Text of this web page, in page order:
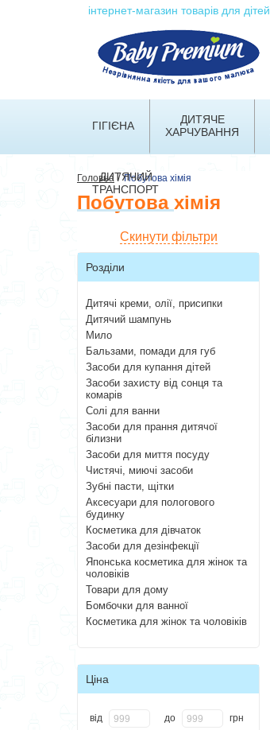
інтернет-магазин товарів для дітей
ГІГІЄНА
ДИТЯЧЕ
ХАРЧУВАННЯ
ДИТЯЧИЙ
ТРАНСПОРТ
Головна/Побутова хімія
Побутова хімія
Скинути фільтри
Розділи
Дитячі креми, олії, присипки
Дитячий шампунь
Мило
Бальзами, помади для губ
Засоби для купання дітей
Засоби захисту від сонця та
комарів
Солі для ванни
Засоби для прання дитячої
білизни
Засоби для миття посуду
Чистячі, миючі засоби
Зубні пасти, щітки
Аксесуари для пологового
будинку
Косметика для дівчаток
Засоби для дезінфекції
Японська косметика для жінок та
чоловіків
Товари для дому
Бомбочки для ванної
Косметика для жінок та чоловіків
Ціна
від до грн